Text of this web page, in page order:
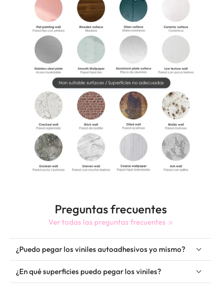
Preguntas frecuentes
Ver todas las preguntas frecuentes
¿Puedo pegar los viniles autoadhesivos yo mismo?
¿En qué superficies puedo pegar los viniles?